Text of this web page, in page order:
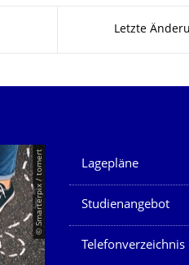
Letzte
© Smarterpix / tomert Unsere
Lagepläne
Studienangebot
Telefonverzeichnis